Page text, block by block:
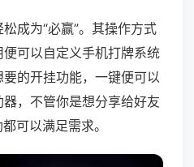
成为“必赢”。其操作方式
可以自定义手机打牌系统
的开挂功能，一键便可以
，不管你是想分享给好友
可以满足需求。